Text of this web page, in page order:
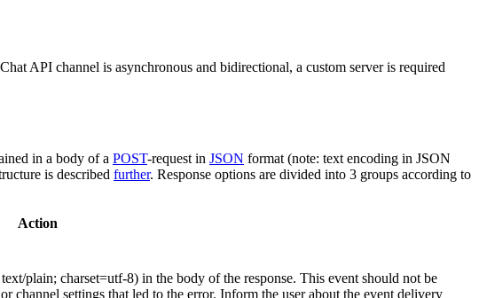
API channel is asynchronous and bidirectional, a custom server is required
in a body of a POST-request in JSON format (note: text encoding in JSON
is described further. Response options are divided into 3 groups according to
Action
plain; charset=utf-8) in the body of the response. This event should not be
channel settings that led to the error. Inform the user about the event delivery